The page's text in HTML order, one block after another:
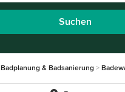
Suchen
Badplanung & Badsanierung